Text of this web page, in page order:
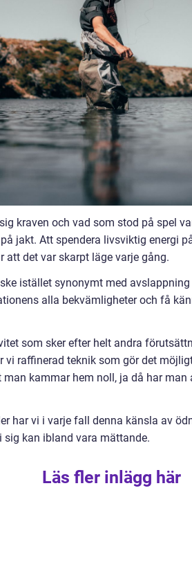
kraven och vad som stod på spel
jakt. Att spendera livsviktig energi
att det var skarpt läge varje gång.
istället synonymt med
alla bekvämligheter och få
som sker efter helt andra
vi raffinerad teknik som gör det
kammar hem noll, ja då har
har vi i varje fall denna känsla av
sig kan ibland vara mättande.
Läs fler inlägg här